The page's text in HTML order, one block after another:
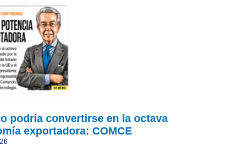
podría convertirse en la octava
exportadora: COMCE